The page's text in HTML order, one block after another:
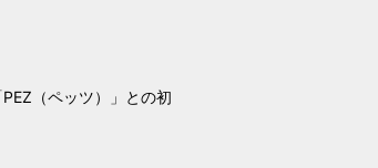
（ペッツ）」との初